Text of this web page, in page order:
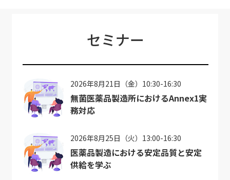
セミナー
2026年8月21日（金）10:30-16:30
無菌医薬品製造所におけるAnnex1実
務対応
2026年8月25日（火）13:00-16:30
医薬品製造における安定品質と安定
供給を学ぶ